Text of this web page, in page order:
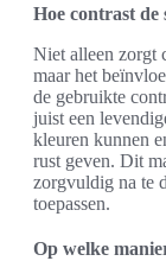
Hoe contrast de
Niet alleen zorgt
maar het
de gebruikte
juist een
kleuren kunnen
rust geven. Dit
zorgvuldig na te
toepassen.
Op welke